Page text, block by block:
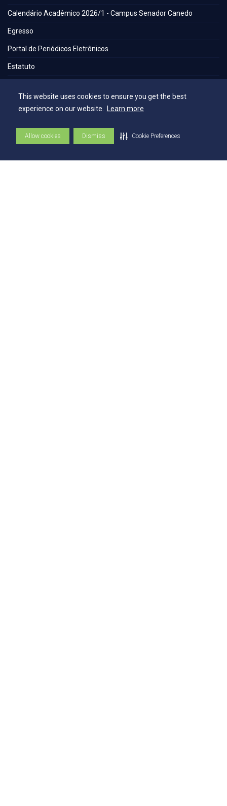
This website uses cookies to ensure you get the best
experience on our website. Learn more
Allow cookies Dismiss Cookie Preferences
Calendário Acadêmico 2026/1 - Campus Senador Canedo
Egresso
Portal de Periódicos Eletrônicos
Estatuto
Espaços
Flickr - AEE